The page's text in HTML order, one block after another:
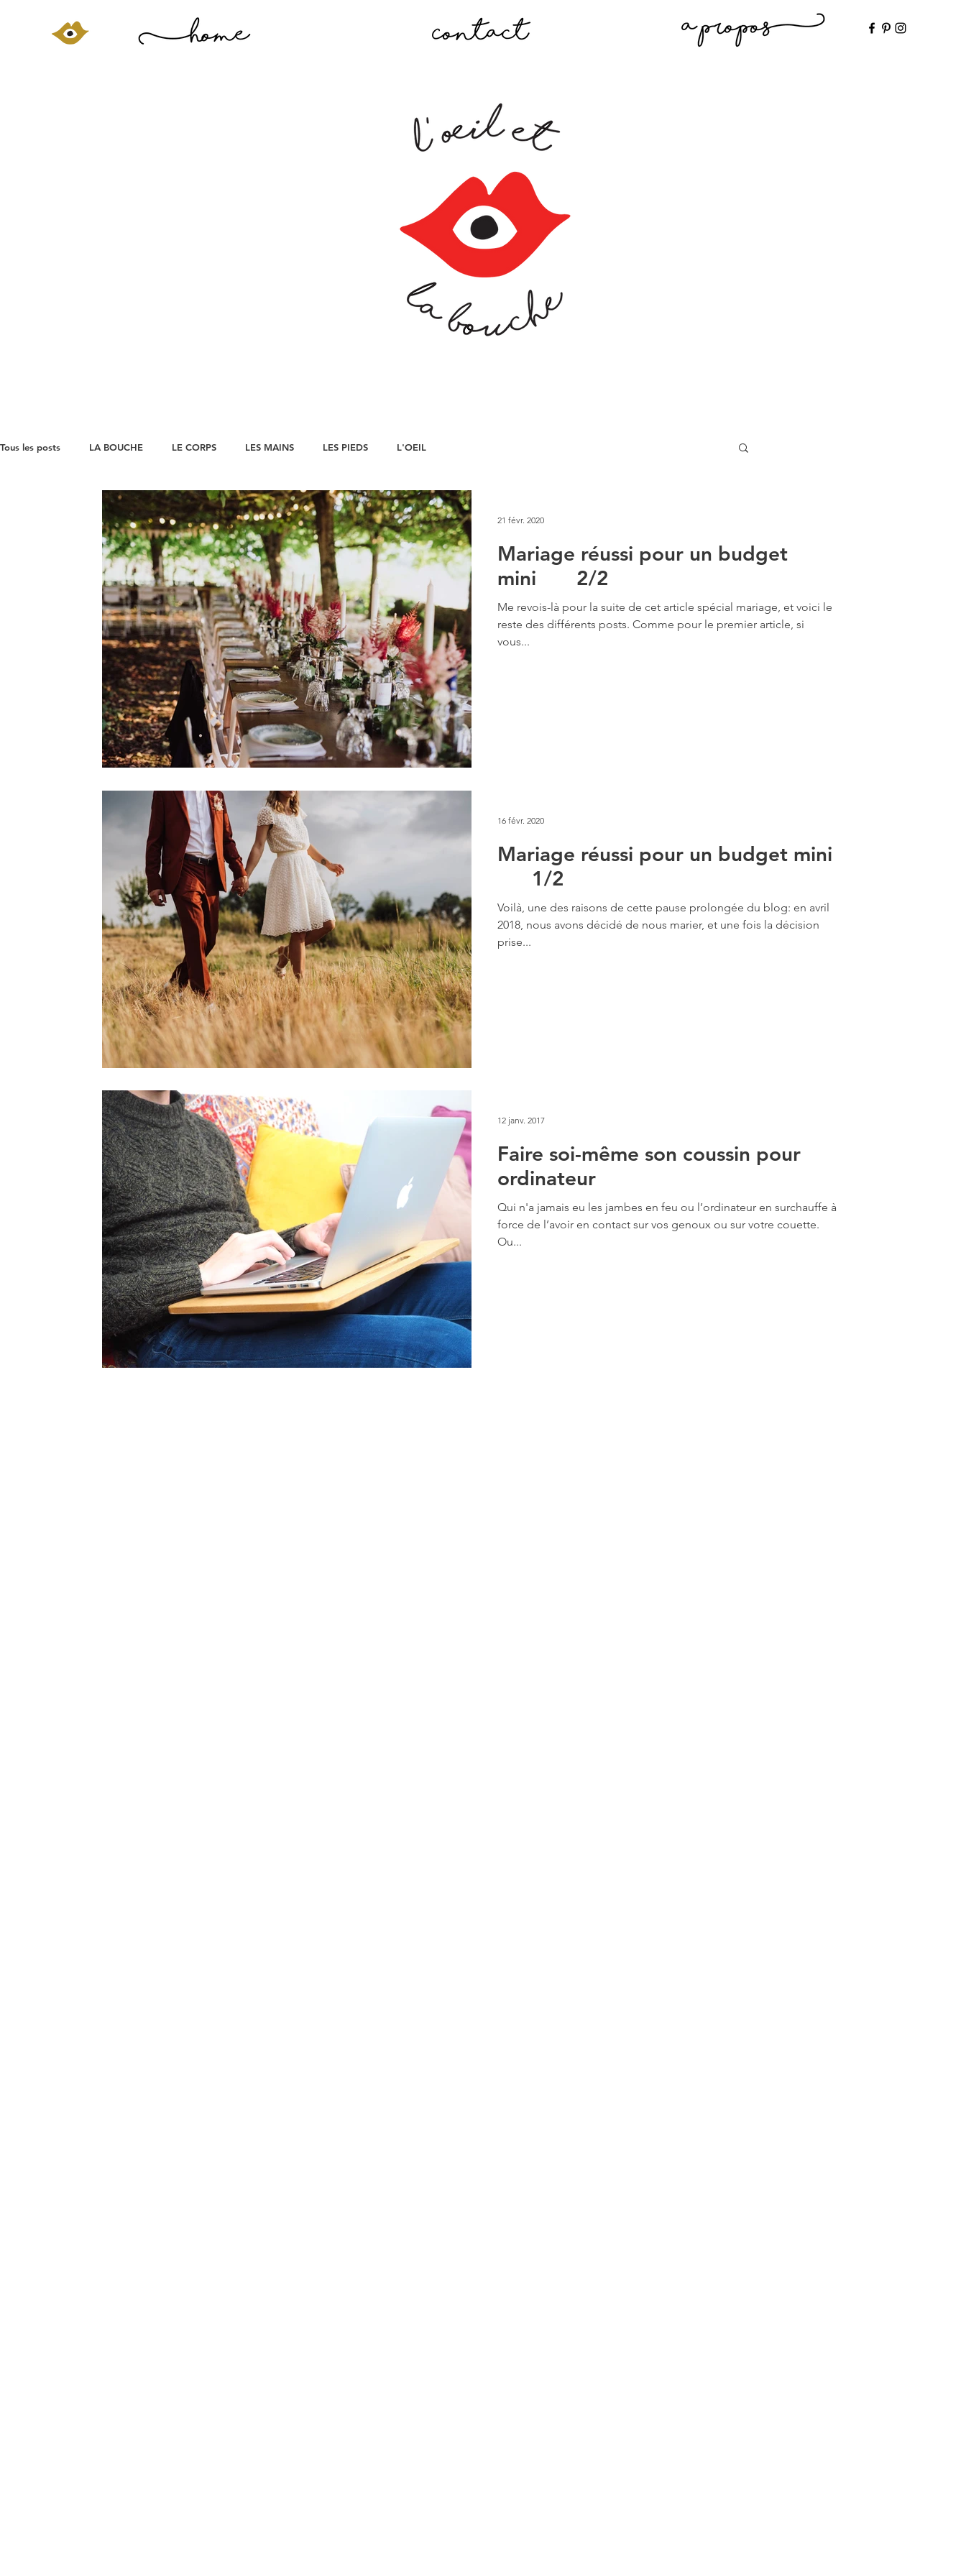
Tous les posts LA BOUCHE LE CORPS LES MAINS LES PIEDS L'OEIL
Mariage réussi pour un budget
mini 2/2
Me revois-là pour la suite de cet article spécial mariage, et voici le
reste des différents posts. Comme pour le premier article, si
vous...
21 févr. 2020
Mariage réussi pour un budget mini
1/2
Voilà, une des raisons de cette pause prolongée du blog: en avril
2018, nous avons décidé de nous marier, et une fois la décision
prise...
16 févr. 2020
Faire soi-même son coussin pour
ordinateur
Qui n'a jamais eu les jambes en feu ou l’ordinateur en surchauffe à
force de l’avoir en contact sur vos genoux ou sur votre couette.
Ou...
12 janv. 2017